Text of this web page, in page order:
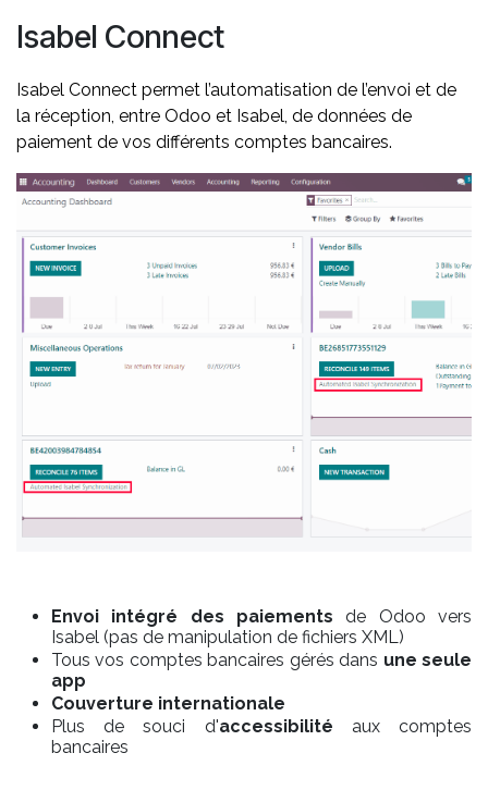
Isabel Connect
Isabel Connect permet l’automatisation de l’envoi et de
la réception, entre Odoo et Isabel, de données de
paiement de vos différents comptes bancaires.
Envoi intégré des paiements de Odoo vers
Isabel (pas de manipulation de fichiers XML)
Tous vos comptes bancaires gérés dans une seule
app
Couverture internationale
Plus de souci d'accessibilité aux comptes
bancaires